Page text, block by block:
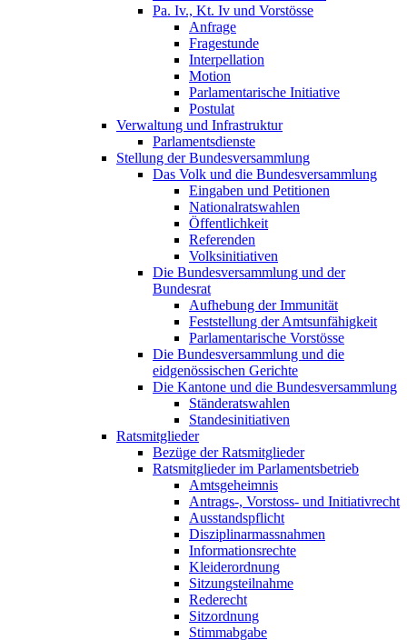
Pa. Iv., Kt. Iv und Vorstösse
Anfrage
Fragestunde
Interpellation
Motion
Parlamentarische Initiative
Postulat
Verwaltung und Infrastruktur
Parlamentsdienste
Stellung der Bundesversammlung
Das Volk und die Bundesversammlung
Eingaben und Petitionen
Nationalratswahlen
Öffentlichkeit
Referenden
Volksinitiativen
Die Bundesversammlung und der
Bundesrat
Aufhebung der Immunität
Feststellung der Amtsunfähigkeit
Parlamentarische Vorstösse
Die Bundesversammlung und die
eidgenössischen Gerichte
Die Kantone und die Bundesversammlung
Ständeratswahlen
Standesinitiativen
Ratsmitglieder
Bezüge der Ratsmitglieder
Ratsmitglieder im Parlamentsbetrieb
Amtsgeheimnis
Antrags-, Vorstoss- und Initiativrecht
Ausstandspflicht
Disziplinarmassnahmen
Informationsrechte
Kleiderordnung
Sitzungsteilnahme
Rederecht
Sitzordnung
Stimmabgabe